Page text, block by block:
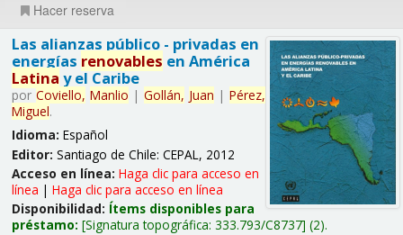
Hacer reserva
Las alianzas público - privadas en
energías renovables en América
Latina y el Caribe
por Coviello, Manlio | Gollán, Juan | Pérez,
Miguel.
Idioma: Español
Editor: Santiago de Chile: CEPAL, 2012
Acceso en línea: Haga clic para acceso en
línea | Haga clic para acceso en línea
Disponibilidad: Ítems disponibles para
préstamo: Signatura topográfica: 333.793/C8737 (2).